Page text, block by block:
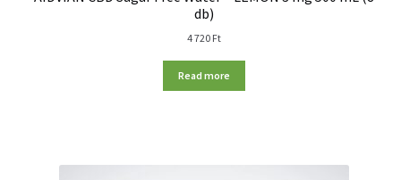
db)
4 720 Ft
Read more